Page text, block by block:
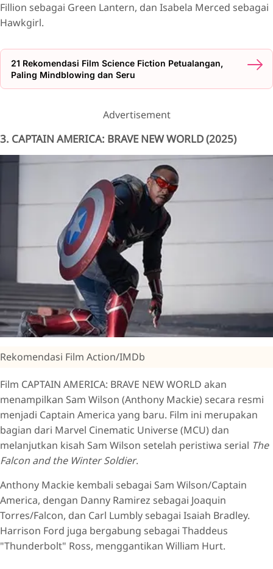
Fillion sebagai Green Lantern, dan Isabela Merced sebagai
Hawkgirl.
21 Rekomendasi Film Science Fiction Petualangan,
Paling Mindblowing dan Seru
Advertisement
3. CAPTAIN AMERICA: BRAVE NEW WORLD (2025)
Rekomendasi Film Action/IMDb
Film CAPTAIN AMERICA: BRAVE NEW WORLD akan
menampilkan Sam Wilson (Anthony Mackie) secara resmi
menjadi Captain America yang baru. Film ini merupakan
bagian dari Marvel Cinematic Universe (MCU) dan
melanjutkan kisah Sam Wilson setelah peristiwa serial The
Falcon and the Winter Soldier.
Anthony Mackie kembali sebagai Sam Wilson/Captain
America, dengan Danny Ramirez sebagai Joaquin
Torres/Falcon, dan Carl Lumbly sebagai Isaiah Bradley.
Harrison Ford juga bergabung sebagai Thaddeus
"Thunderbolt" Ross, menggantikan William Hurt.